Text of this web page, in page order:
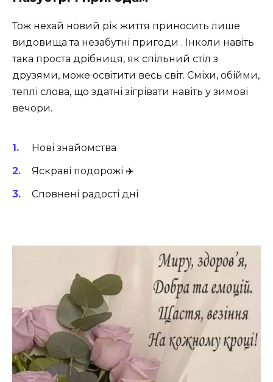
Тож нехай новий рік життя приносить лише
видовища та незабутні пригоди . Інколи навіть
така проста дрібниця, як спільний стіл з
друзями, може освітити весь світ. Сміхи, обійми,
теплі слова, що здатні зігрівати навіть у зимові
вечори.
Нові знайомства
Яскраві подорожі ✈️
Сповнені радості дні